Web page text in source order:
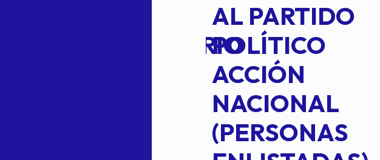
EXTRAORDINARIO
AL PARTIDO
POLÍTICO
ACCIÓN
NACIONAL
(PERSONAS